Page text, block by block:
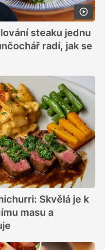
steaku jednu
radí, jak se
Skvělá je k
masu a